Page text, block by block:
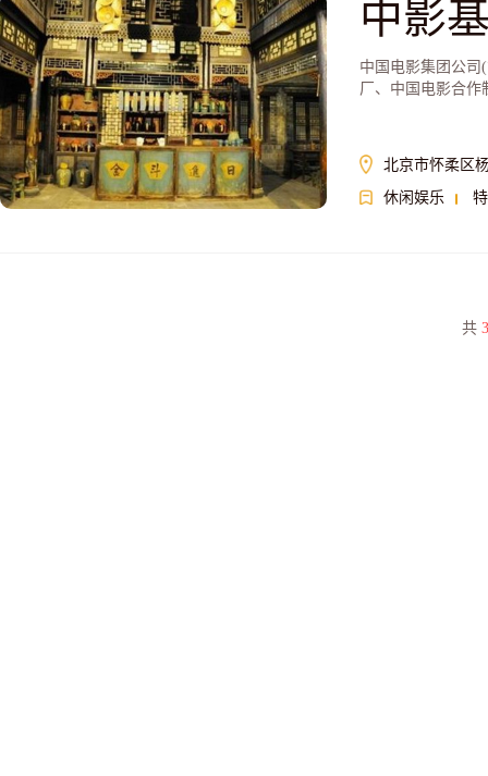
中影
中国电影集团公司
厂、中国电影合作
北京市怀柔区
休闲娱乐
共